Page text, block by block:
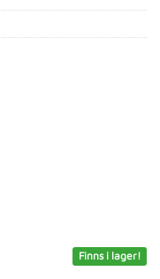
Finns i lager!